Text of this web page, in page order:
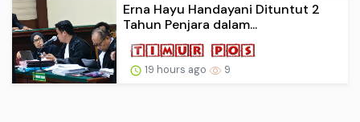
Erna Hayu Handayani Dituntut 2
Tahun Penjara dalam...
19 hours ago 9